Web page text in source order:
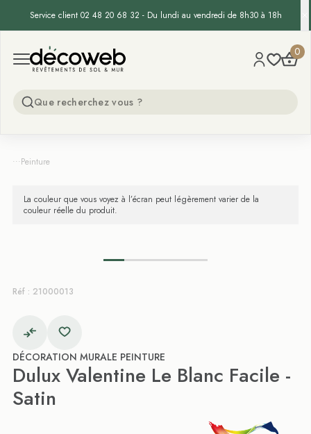
Service client 02 48 20 68 32 - Du lundi au vendredi de 8h30 à 18h
Open menu
Decoweb 0
...Peinture
La couleur que vous voyez à l’écran peut légèrement varier de la
couleur réelle du produit.
Réf : 21000013
DÉCORATION MURALE PEINTURE
Dulux Valentine Le Blanc Facile -
Satin